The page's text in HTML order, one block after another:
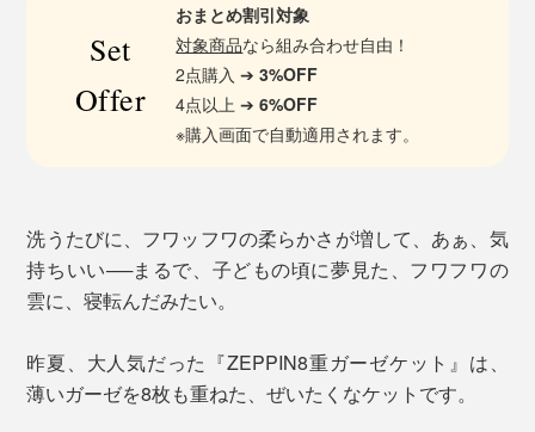
Set
Offer
おまとめ割引対象
対象商品なら組み合わせ自由！
2点購入 ➔3%OFF
4点以上 ➔6%OFF
※購入画面で自動適用されます。
洗うたびに、フワッフワの柔らかさが増して、あぁ、気
持ちいい──まるで、子どもの頃に夢見た、フワフワの
雲に、寝転んだみたい。
昨夏、大人気だった『ZEPPIN8重ガーゼケット』は、
薄いガーゼを8枚も重ねた、ぜいたくなケットです。